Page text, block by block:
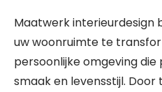
Maatwerk interieurdesign
uw woonruimte te
persoonlijke omgeving
smaak en levensstijl.